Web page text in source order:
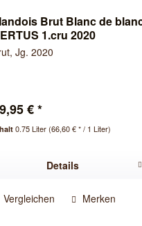
Brut Blanc de
1.cru 2020
Jg. 2020
€ *
0.75 Liter(66,60 € * / 1 Liter)
Details
Vergleichen Merken